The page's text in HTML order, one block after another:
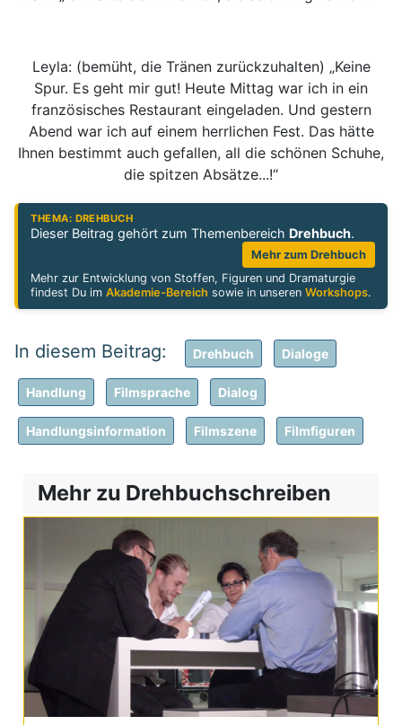
Leyla: (bemüht, die Tränen zurückzuhalten) „Keine
Spur. Es geht mir gut! Heute Mittag war ich in ein
französisches Restaurant eingeladen. Und gestern
Abend war ich auf einem herrlichen Fest. Das hätte
Ihnen bestimmt auch gefallen, all die schönen Schuhe,
die spitzen Absätze...!“
THEMA: DREHBUCH
Dieser Beitrag gehört zum Themenbereich Drehbuch.
Mehr zum Drehbuch
Mehr zur Entwicklung von Stoffen, Figuren und Dramaturgie
findest Du imAkademie-Bereich sowie in unserenWorkshops.
Drehbuch Dialoge
Handlung Filmsprache Dialog
Handlungsinformation Filmszene Filmfiguren
Mehr zu Drehbuchschreiben